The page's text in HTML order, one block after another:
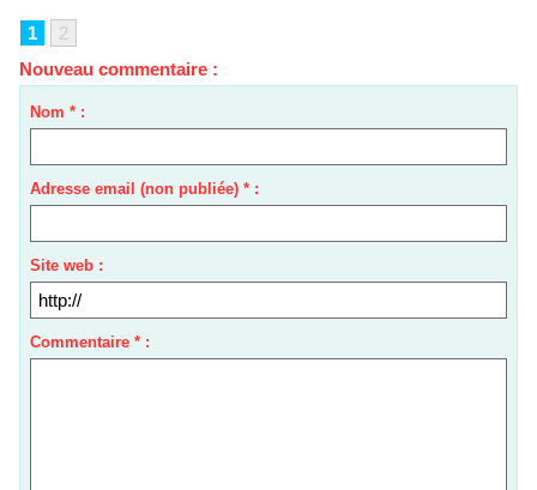
1
2
Nouveau commentaire :
Nom * :
Adresse email (non publiée) * :
Site web :
Commentaire * :